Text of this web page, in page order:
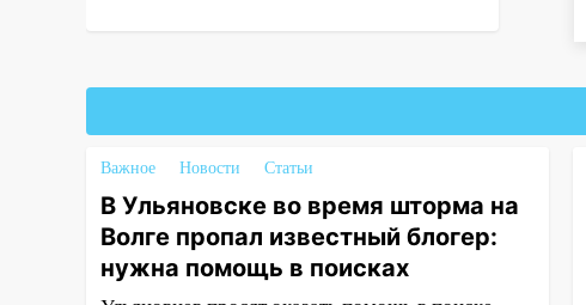
Ульяновске образовалось
ожидается крупный град
12:11 Где есть бензин в
Ульяновске 9 августа: список
АЗС
Важное Новости Статьи
В Ульяновске во время шторма на
Волге пропал известный блогер:
нужна помощь в поисках